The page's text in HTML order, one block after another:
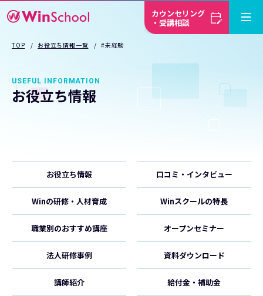
カウンセリング
・受講相談
TOP お役立ち情報一覧 #未経験
USEFUL INFORMATION
お役立ち情報
お役立ち情報 口コミ・インタビュー
Winの研修・人材育成 Winスクールの特長
職業別のおすすめ講座 オープンセミナー
法人研修事例 資料ダウンロード
講師紹介 給付金・補助金